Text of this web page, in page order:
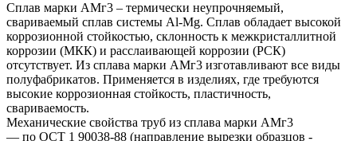
Сплав марки АМг3 – термически неупрочняемый,
свариваемый сплав системы Al-Mg. Сплав обладает высокой
коррозионной стойкостью, склонность к межкристаллитной
коррозии (МКК) и расслаивающей коррозии (РСК)
отсутствует. Из сплава марки АМг3 изготавливают все виды
полуфабрикатов. Применяется в изделиях, где требуются
высокие коррозионная стойкость, пластичность,
свариваемость.
Механические свойства труб из сплава марки АМг3
― по ОСТ 1 90038-88 (направление вырезки образцов -